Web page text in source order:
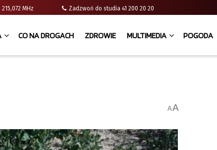
215,072 MHz Zadzwoń do studia 41 200 20 20
CO NA DROGACH ZDROWIE MULTIMEDIA POGODA
AA